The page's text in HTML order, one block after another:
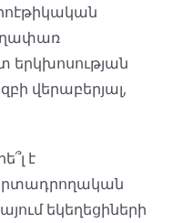
վերաբերյալ,
է
եկեղեցիների